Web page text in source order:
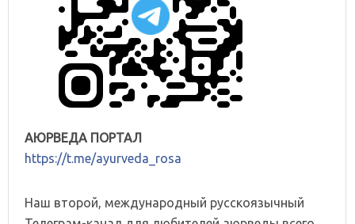
АЮРВЕДА ПОРТАЛ
https://t.me/ayurveda_rosa
Наш второй, международный русскоязычный